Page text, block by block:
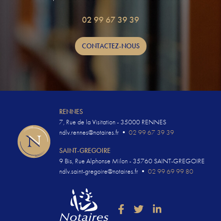
02 99 67 39 39
CONTACTEZ-NOUS
RENNES
7, Rue de la Visitation - 35000 RENNES
ndlv.rennes@notaires.fr• 02 99 67 39 39
SAINT-GREGOIRE
9 Bis, Rue Alphonse Milon - 35760 SAINT-GREGOIRE
ndlv.saint-gregoire@notaires.fr• 02 99 69 99 80